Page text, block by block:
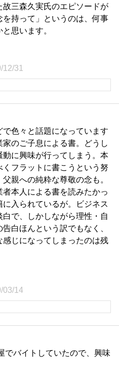
故三森久実氏のエピソードが
を持って」というのは、何事
思います。
12/31
色々と話題になっています
のご子息による書。どうし
動に興味が行ってしまう。本
くフラットに書こうという努
親への純粋な尊敬の念も。
者本人による書を読みたかっ
入られているが。ビジネス
で、しかしながら理性・自
白ほんという訳でもなく、
感じになってしまったのは残
03/14
でバイトしていたので、興味